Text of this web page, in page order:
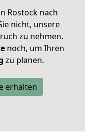
Rostock nach
nicht, unsere
zu nehmen.
noch, um Ihren
zu planen.
erhalten